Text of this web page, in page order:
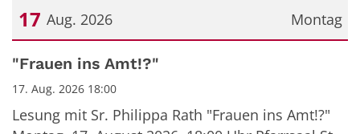
Montag
17 Aug. 2026
Datum: 17. August 2026
"Frauen ins Amt!?"
17. Aug. 2026 18:00
Lesung mit Sr. Philippa Rath "Frauen ins Amt!?"